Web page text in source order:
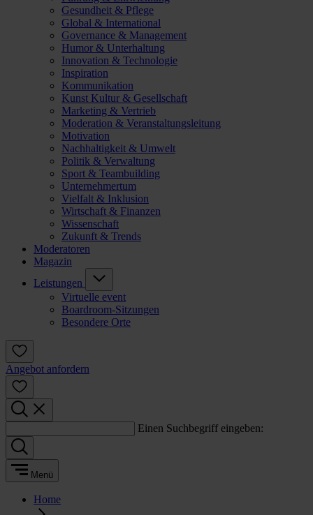
Gesundheit & Pflege
Global & International
Governance & Management
Humor & Unterhaltung
Innovation & Technologie
Inspiration
Kommunikation
Kunst Kultur & Gesellschaft
Marketing & Vertrieb
Moderation & Veranstaltungsleitung
Motivation
Nachhaltigkeit & Umwelt
Politik & Verwaltung
Sport & Teambuilding
Unternehmertum
Vielfalt & Inklusion
Wirtschaft & Finanzen
Wissenschaft
Zukunft & Trends
Moderatoren
Magazin
Leistungen
Virtuelle event
Boardroom-Sitzungen
Besondere Orte
Angebot anfordern
Einen Suchbegriff eingeben:
Menü
Home